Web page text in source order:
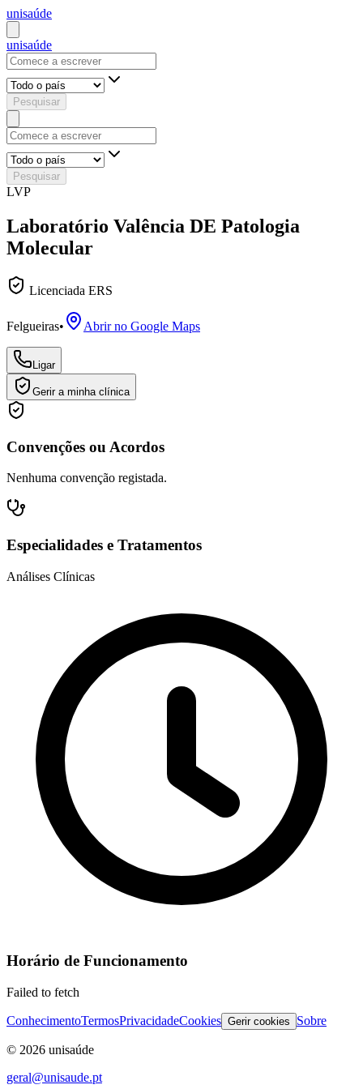
unisaúde
unisaúde
Pesquisar
Pesquisar
LVP
Laboratório Valência DE Patologia
Molecular
Licenciada ERS
Felgueiras• Abrir no Google Maps
Ligar
Gerir a minha clínica
Convenções ou Acordos
Nenhuma convenção registada.
Especialidades e Tratamentos
Análises Clínicas
Horário de Funcionamento
Failed to fetch
ConhecimentoTermosPrivacidadeCookies Gerir cookies Sobre
© 2026 unisaúde
geral@unisaude.pt